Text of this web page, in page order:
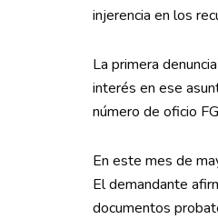
injerencia en los
La primera
interés en ese
número de oficio
En este mes de
El demandante
documentos